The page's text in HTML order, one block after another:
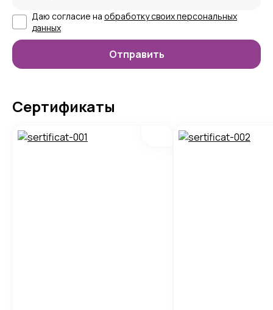
Даю согласие на обработку своих персональных
данных
Сертификаты